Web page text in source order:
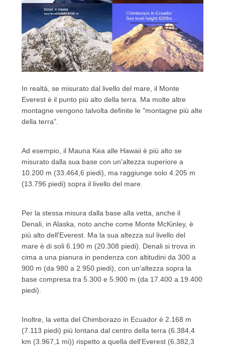
In realtà, se misurato dal livello del mare, il Monte
Everest è il punto più alto della terra. Ma molte altre
montagne vengono talvolta definite le "montagne più alte
della terra".
Ad esempio, il Mauna Kea alle Hawaii è più alto se
misurato dalla sua base con un'altezza superiore a
10.200 m (33.464,6 piedi), ma raggiunge solo 4.205 m
(13.796 piedi) sopra il livello del mare.
Per la stessa misura dalla base alla vetta, anche il
Denali, in Alaska, noto anche come Monte McKinley, è
più alto dell'Everest. Ma la sua altezza sul livello del
mare è di soli 6.190 m (20.308 piedi). Denali si trova in
cima a una pianura in pendenza con altitudini da 300 a
900 m (da 980 a 2.950 piedi), con un'altezza sopra la
base compresa tra 5.300 e 5.900 m (da 17.400 a 19.400
piedi).
Inoltre, la vetta del Chimborazo in Ecuador è 2.168 m
(7.113 piedi) più lontana dal centro della terra (6.384,4
km (3.967,1 mi)) rispetto a quella dell'Everest (6.382,3